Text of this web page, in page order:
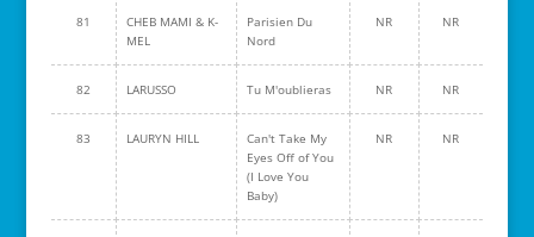
81
CHEB MAMI & K-
MEL
Parisien Du
Nord
NR NR
82 LARUSSO Tu M'oublieras NR NR
83 LAURYN HILL
‎Can't Take My
Eyes Off of You
(I Love You
Baby)
NR NR